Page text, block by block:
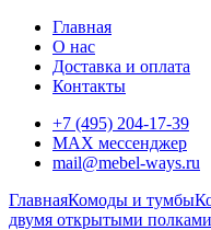
Главная
О нас
Доставка и оплата
Контакты
+7 (495) 204-17-39
MAX мессенджер
mail@mebel-ways.ru
ГлавнаяКомоды и тумбы
двумя открытыми